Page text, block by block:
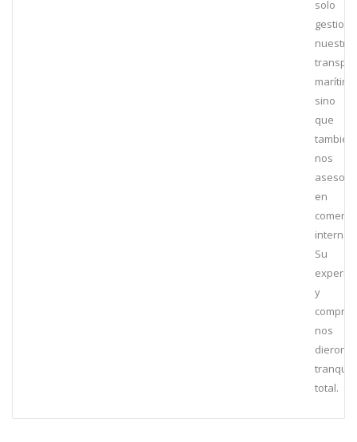
solo
gestionó
nuestro
sino
que
también
nos
asesoró
en
Su
y
nos
dieron
total.